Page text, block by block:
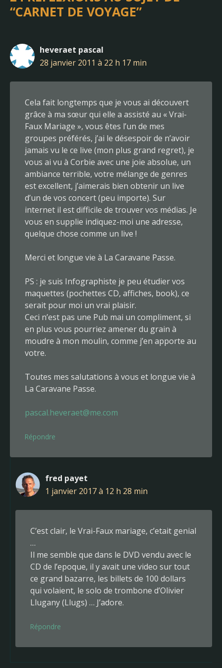
“CARNET DE VOYAGE”
heveraet pascal
28 janvier 2011 à 22 h 17 min
Cela fait longtemps que je vous ai découvert
grâce à ma sœur qui elle a assisté au « Vrai-
Faux Mariage », vous êtes l’un de mes
groupes préférés, j’ai le désespoir de n’avoir
jamais vu le ce live (mon plus grand regret), je
vous ai vu à Corbie avec une joie absolue, un
ambiance terrible, votre mélange de genres
est excellent, j’aimerais bien obtenir un live
d’un de vos concert (peu importe). Sur
internet il est difficile de trouver vos médias. Je
vous en supplie indiquez-moi une adresse,
quelque chose comme un live !
Merci et longue vie à La Caravane Passe.
PS : je suis Infographiste je peu étudier vos
maquettes (pochettes CD, affiches, book), ce
serait pour moi un vrai plaisir.
Ceci n’est pas une Pub mai un compliment, si
en plus vous pourriez amener du grain à
moudre à mon moulin, comme j’en apporte au
votre.
Toutes mes salutations à vous et longue vie à
La Caravane Passe.
pascal.heveraet@me.com
Répondre
fred payet
1 janvier 2017 à 12 h 28 min
C’est clair, le Vrai-Faux mariage, c’etait genial
…
Il me semble que dans le DVD vendu avec le
CD de l’epoque, il y avait une video sur tout
ce grand bazarre, les billets de 100 dollars
qui volaient, le solo de trombone d’Olivier
Llugany (Llugs) … J’adore.
Répondre